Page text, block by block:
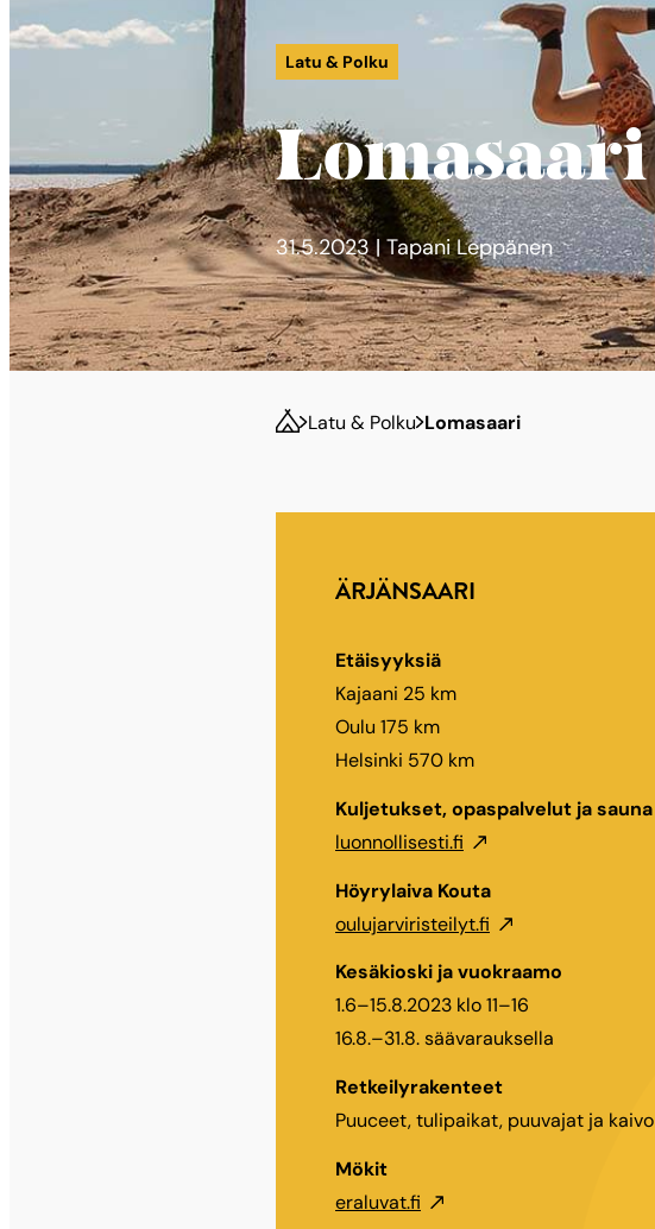
Latu & Polku
Lomasaari
31.5.2023 | Tapani Leppänen
Latu & Polku Lomasaari
ÄRJÄNSAARI
Etäisyyksiä
Kajaani 25 km
Oulu 175 km
Helsinki 570 km
Kuljetukset, opaspalvelut ja sauna
luonnollisesti.fi
Höyrylaiva Kouta
oulujarviristeilyt.fi
Kesäkioski ja vuokraamo
1.6–15.8.2023 klo 11–16
16.8.–31.8. säävarauksella
Retkeilyrakenteet
Puuceet, tulipaikat, puuvajat ja kaivo
Mökit
eraluvat.fi